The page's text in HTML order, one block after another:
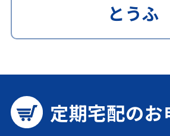
とうふ
定期宅配の